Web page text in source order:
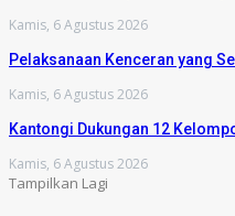
Kamis, 6 Agustus 2026
Pelaksanaan Kenceran yang
Kamis, 6 Agustus 2026
Kantongi Dukungan 12
Kamis, 6 Agustus 2026
Tampilkan Lagi